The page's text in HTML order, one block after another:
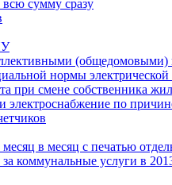
всю сумму сразу
(общедомовыми)
нормы электрической
при смене собственника
электроснабжение по
месяц в месяц с печатью
коммунальные услуги в